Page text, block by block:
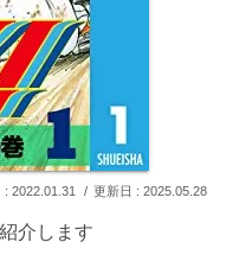
2022.01.31 2025.05.28
介します